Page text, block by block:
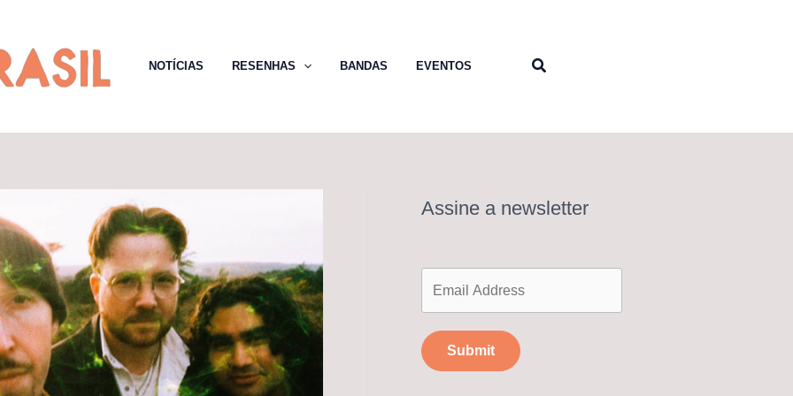
NOTÍCIAS RESENHAS BANDAS EVENTOS Pesquisar
Assine a newsletter
Submit